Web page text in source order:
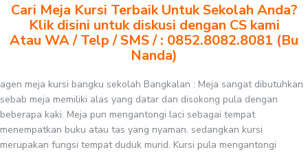
Cari Meja Kursi Terbaik Untuk Sekolah Anda?
Klik disini untuk diskusi dengan CS kami
Atau WA / Telp / SMS / : 0852.8082.8081 (Bu
Nanda)
agen meja kursi bangku sekolah Bangkalan : Meja sangat dibutuhkan
sebab meja memiliki alas yang datar dan disokong pula dengan
beberapa kaki. Meja pun mengantongi laci sebagai tempat
menempatkan buku atau tas yang nyaman. sedangkan kursi
merupakan fungsi tempat duduk murid. Kursi pula mengantongi